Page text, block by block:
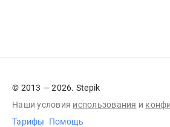
© 2013 — 2026. Stepik
Наши условия использования и
Тарифы
Помощь